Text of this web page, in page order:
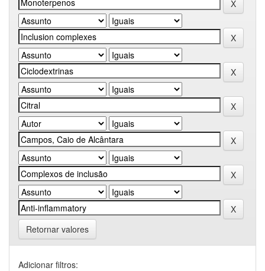
Retornar valores
Adicionar filtros: